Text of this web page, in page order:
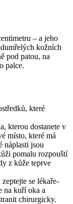
– a jeho
kožních
pod patou, na
palce.
které
kterou dostanete v
místo, které má
náplasti jsou
pomalu rozpouští
z kůže teprve
se lékaře-
na kuří oka a
chirurgicky.